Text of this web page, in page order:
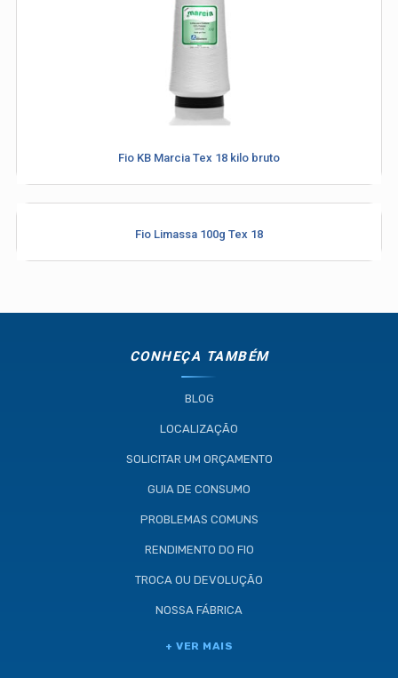
Fio KB Marcia Tex 18 kilo bruto
Fio Limassa 100g Tex 18
CONHEÇA TAMBÉM
BLOG
LOCALIZAÇÃO
SOLICITAR UM ORÇAMENTO
GUIA DE CONSUMO
PROBLEMAS COMUNS
RENDIMENTO DO FIO
TROCA OU DEVOLUÇÃO
NOSSA FÁBRICA
+ VER MAIS